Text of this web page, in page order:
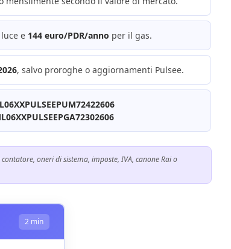
e 144 euro/PDR/anno per il gas.
, salvo proroghe o aggiornamenti Pulsee.
oneri di sistema, imposte, IVA, canone Rai o
2 min